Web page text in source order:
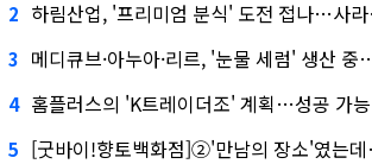
2 하림산업, '프리미엄 분식' 도전 접나…사라진 '멜팅피스'
3 메디큐브·아누아·리르, '눈물 세럼' 생산 중단한다
4 홈플러스의 'K트레이더조' 계획…성공 가능성은 '글쎄'
5 [굿바이!향토백화점]②'만남의 장소'였는데…멈춰선 대백의 시계